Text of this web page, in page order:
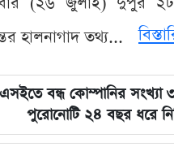
হালনাগাদ তথ্য...
বন্ধ কোম্পানির সংখ্যা
পুরোনোটি ২৪ বছর ধরে